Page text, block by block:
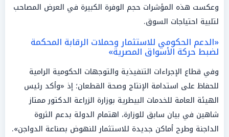
وعكست هذه المؤشرات حجم الوفرة الكبيرة في العرض المصاحب
لتلبية احتياجات السوق.
«الدعم الحكومي للاستثمار وحملات الرقابة المحكمة
لضبط حركة الأسواق المصرية»
وفي قطاع الإجراءات التنفيذية والتوجهات الحكومية الرامية
للحفاظ على استدامة الإنتاج وصحة القطعان؛ إذ «وأكد رئيس
الهيئة العامة للخدمات البيطرية بوزارة الزراعة الدكتور ممتاز
شاهين في بيان سابق للوزارة، اهتمام الدولة بدعم الثروة
الداجنة وطرح أماكن جديدة للاستثمار للنهوض بصناعة الدواجن».